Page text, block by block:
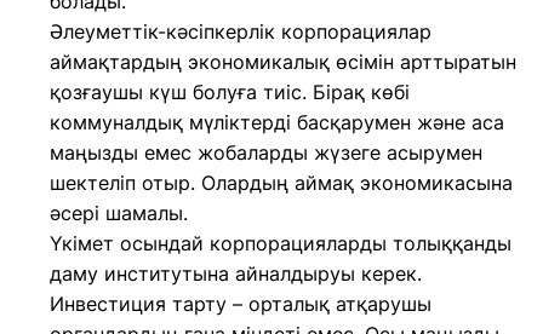
Әлеуметтік-кәсіпкерлік корпорациялар
аймақтардың экономикалық өсімін арттыратын
қозғаушы күш болуға тиіс. Бірақ көбі
коммуналдық мүліктерді басқарумен және аса
маңызды емес жобаларды жүзеге асырумен
шектеліп отыр. Олардың аймақ экономикасына
әсері шамалы.
Үкімет осындай корпорацияларды толыққанды
даму институтына айналдыруы керек.
Инвестиция тарту – орталық атқарушы